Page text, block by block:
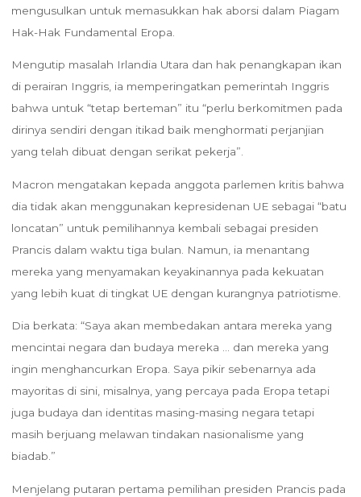
mengusulkan untuk memasukkan hak aborsi dalam Piagam
Hak-Hak Fundamental Eropa.
Mengutip masalah Irlandia Utara dan hak penangkapan ikan
di perairan Inggris, ia memperingatkan pemerintah Inggris
bahwa untuk “tetap berteman” itu “perlu berkomitmen pada
dirinya sendiri dengan itikad baik menghormati perjanjian
yang telah dibuat dengan serikat pekerja”.
Macron mengatakan kepada anggota parlemen kritis bahwa
dia tidak akan menggunakan kepresidenan UE sebagai “batu
loncatan” untuk pemilihannya kembali sebagai presiden
Prancis dalam waktu tiga bulan. Namun, ia menantang
mereka yang menyamakan keyakinannya pada kekuatan
yang lebih kuat di tingkat UE dengan kurangnya patriotisme.
Dia berkata: “Saya akan membedakan antara mereka yang
mencintai negara dan budaya mereka … dan mereka yang
ingin menghancurkan Eropa. Saya pikir sebenarnya ada
mayoritas di sini, misalnya, yang percaya pada Eropa tetapi
juga budaya dan identitas masing-masing negara tetapi
masih berjuang melawan tindakan nasionalisme yang
biadab.”
Menjelang putaran pertama pemilihan presiden Prancis pada